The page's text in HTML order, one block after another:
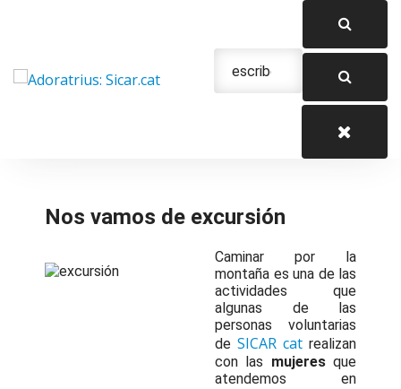
Nos vamos de excursión
Caminar por la
montaña es una de las
actividades que
algunas de las
personas voluntarias
de SICAR cat realizan
con las mujeresque
atendemos en